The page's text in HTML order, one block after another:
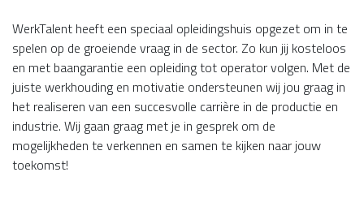
WerkTalent heeft een speciaal opleidingshuis opgezet om in te
spelen op de groeiende vraag in de sector. Zo kun jij kosteloos
en met baangarantie een opleiding tot operator volgen. Met de
juiste werkhouding en motivatie ondersteunen wij jou graag in
het realiseren van een succesvolle carrière in de productie en
industrie. Wij gaan graag met je in gesprek om de
mogelijkheden te verkennen en samen te kijken naar jouw
toekomst!